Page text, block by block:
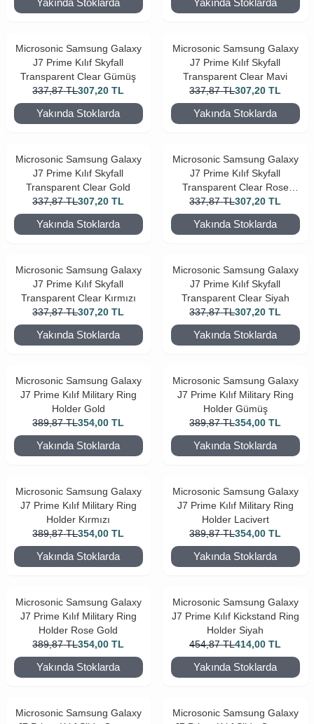
Yakında Stoklarda Yakında Stoklarda
Microsonic Samsung Galaxy
J7 Prime Kılıf Skyfall
Transparent Clear Gümüş
337,87 TL307,20 TL
Yakında Stoklarda
Microsonic Samsung Galaxy
J7 Prime Kılıf Skyfall
Transparent Clear Mavi
337,87 TL307,20 TL
Yakında Stoklarda
Microsonic Samsung Galaxy
J7 Prime Kılıf Skyfall
Transparent Clear Gold
337,87 TL307,20 TL
Yakında Stoklarda
Microsonic Samsung Galaxy
J7 Prime Kılıf Skyfall
Transparent Clear Rose
Gold
337,87 TL307,20 TL
Yakında Stoklarda
Microsonic Samsung Galaxy
J7 Prime Kılıf Skyfall
Transparent Clear Kırmızı
337,87 TL307,20 TL
Yakında Stoklarda
Microsonic Samsung Galaxy
J7 Prime Kılıf Skyfall
Transparent Clear Siyah
337,87 TL307,20 TL
Yakında Stoklarda
Microsonic Samsung Galaxy
J7 Prime Kılıf Military Ring
Holder Gold
389,87 TL354,00 TL
Yakında Stoklarda
Microsonic Samsung Galaxy
J7 Prime Kılıf Military Ring
Holder Gümüş
389,87 TL354,00 TL
Yakında Stoklarda
Microsonic Samsung Galaxy
J7 Prime Kılıf Military Ring
Holder Kırmızı
389,87 TL354,00 TL
Yakında Stoklarda
Microsonic Samsung Galaxy
J7 Prime Kılıf Military Ring
Holder Lacivert
389,87 TL354,00 TL
Yakında Stoklarda
Microsonic Samsung Galaxy
J7 Prime Kılıf Military Ring
Holder Rose Gold
389,87 TL354,00 TL
Yakında Stoklarda
Microsonic Samsung Galaxy
J7 Prime Kılıf Kickstand Ring
Holder Siyah
454,87 TL414,00 TL
Yakında Stoklarda
Microsonic Samsung Galaxy
Microsonic Samsung Galaxy